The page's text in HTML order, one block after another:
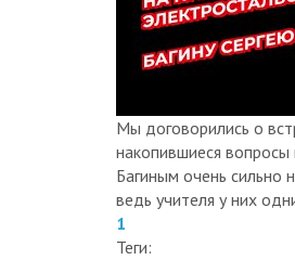
Мы договорились о
накопившиеся
Багиным очень сильно
ведь учителя у них
1
Теги: